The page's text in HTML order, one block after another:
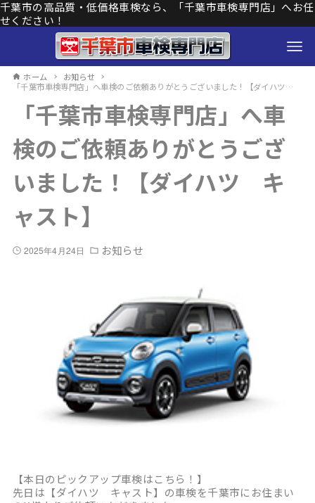
千葉市の高品質・低価格車検なら、「千葉市車検専門店」へお任
せください！
ホーム
お知らせ
「千葉市車検専門店」へ車検のご依頼ありがとうございました！【ダイハツ キャスト】
「千葉市車検専門店」へ車
検のご依頼ありがとうござ
いました！【ダイハツ キ
ャスト】
2025年4月24日 お知らせ
【本日のピックアップ車検はこちら！】
先日は【ダイハツ キャスト】の車検を千葉市にお住まい